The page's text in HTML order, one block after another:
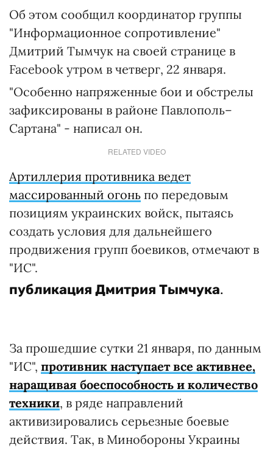
Об этом сообщил координатор группы
"Информационное сопротивление"
Дмитрий Тымчук на своей странице в
Facebook утром в четверг, 22 января.
"Особенно напряженные бои и обстрелы
зафиксированы в районе Павлополь–
Сартана" - написал он.
RELATED VIDEO
Артиллерия противника ведет
массированный огонь по передовым
позициям украинских войск, пытаясь
создать условия для дальнейшего
продвижения групп боевиков, отмечают в
"ИС".
публикация Дмитрия Тымчука.
За прошедшие сутки 21 января, по данным
"ИС", противник наступает все активнее,
наращивая боеспособность и количество
техники, в ряде направлений
активизировались серьезные боевые
действия. Так, в Минобороны Украины